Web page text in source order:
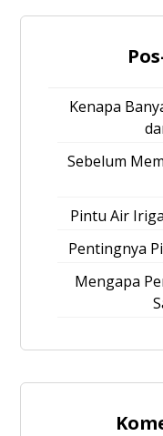
Kenapa
Sebelum
Pintu Air
Pentingnya
Mengapa